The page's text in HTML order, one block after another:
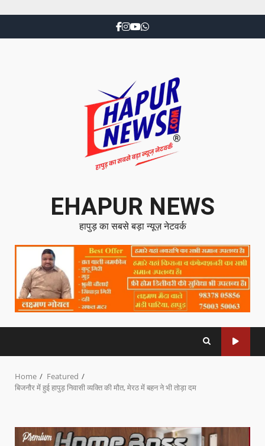
EHAPUR NEWS
हापुड़ का सबसे बड़ा न्यूज़ नेटवर्क
Home
Featured
बिजनौर में हुई हापुड़ निवासी व्यक्ति की मौत, मेरठ में बहन ने भी तोड़ा दम